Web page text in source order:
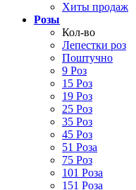
Хиты продаж
Розы
Кол-во
Лепестки роз
Поштучно
9 Роз
15 Роз
19 Роз
25 Роз
35 Роз
45 Роз
51 Роза
75 Роз
101 Роза
151 Роза